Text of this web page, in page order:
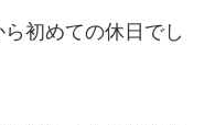
初めての休日でし